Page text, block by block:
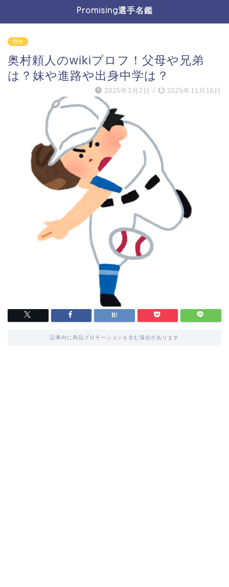
Promising選手名鑑
野球
奥村頼人のwikiプロフ！父母や兄弟
は？妹や進路や出身中学は？
2025年3月2日 / 2025年11月16日
記事内に商品プロモーションを含む場合があります